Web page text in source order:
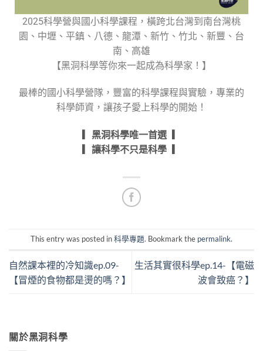
2025科學營與國小科學課程，橫跨北台灣到南台灣桃
園、中壢、平鎮、八德、龍潭、新竹、竹北、新豐、台
南、高雄
【黑洞科學等你來一起成為科學家！】
最棒的國小科學營隊，豐富的科學課程與實驗，專業的
科學師資，讓孩子愛上科學的開始！
▎黑洞科學唯一首選 ▎
▎讓科學不只是科學 ▎
This entry was posted in科學專題. Bookmark the permalink.
自然課本裡的冷知識ep.09-
【冒煙的食物都是燙的嗎？】
生活其實很科學ep.14-【電磁
波會致癌？】
關於黑洞科學